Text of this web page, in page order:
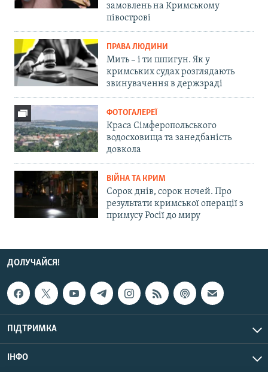
замовлень на Кримському
півострові
ПРАВА ЛЮДИНИ
Мить – і ти шпигун. Як у
кримських судах розглядають
звинувачення в держзраді
ФОТОГАЛЕРЕЇ
Краса Сімферопольського
водосховища та занедбаність
довкола
ВІЙНА ТА КРИМ
Сорок днів, сорок ночей. Про
результати кримської операції з
примусу Росії до миру
ДОЛУЧАЙСЯ!
ПІДТРИМКА
ІНФО